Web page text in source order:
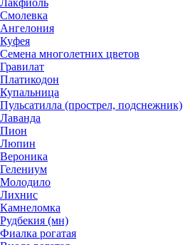
Лакфиоль
Смолевка
Ангелония
Куфея
Семена многолетних цветов
Гравилат
Платикодон
Купальница
Пульсатилла (прострел, подснежник)
Лаванда
Пион
Люпин
Вероника
Гелениум
Молодило
Лихнис
Камнеломка
Рудбекия (мн)
Фиалка рогатая